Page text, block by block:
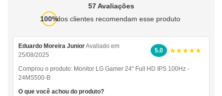
57 Avaliações
100%dos clientes recomendam esse produto
Eduardo Moreira JuniorAvaliado em
25/08/2025
5.0 ★★★★★
Comprou o produto: Monitor LG Gamer 24" Full HD IPS 100Hz -
24MS500-B
O que você achou do produto?